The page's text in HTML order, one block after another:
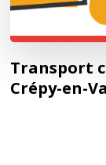
Transport
Crépy-en-